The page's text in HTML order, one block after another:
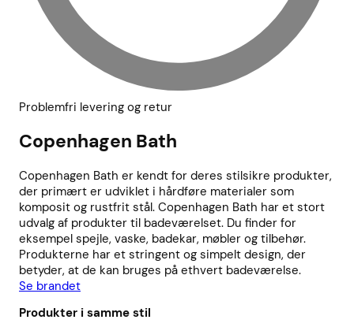
Problemfri levering og retur
Copenhagen Bath
Copenhagen Bath er kendt for deres stilsikre produkter,
der primært er udviklet i hårdføre materialer som
komposit og rustfrit stål. Copenhagen Bath har et stort
udvalg af produkter til badeværelset. Du finder for
eksempel spejle, vaske, badekar, møbler og tilbehør.
Produkterne har et stringent og simpelt design, der
betyder, at de kan bruges på ethvert badeværelse.
Se brandet
Produkter i samme stil